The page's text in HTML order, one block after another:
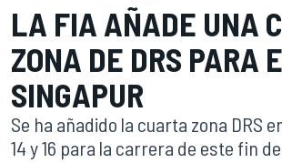
LA FIA AÑADE UNA
ZONA DE DRS PARA
SINGAPUR
Se ha añadido la cuarta zona DRS
14 y 16 para la carrera de este fin